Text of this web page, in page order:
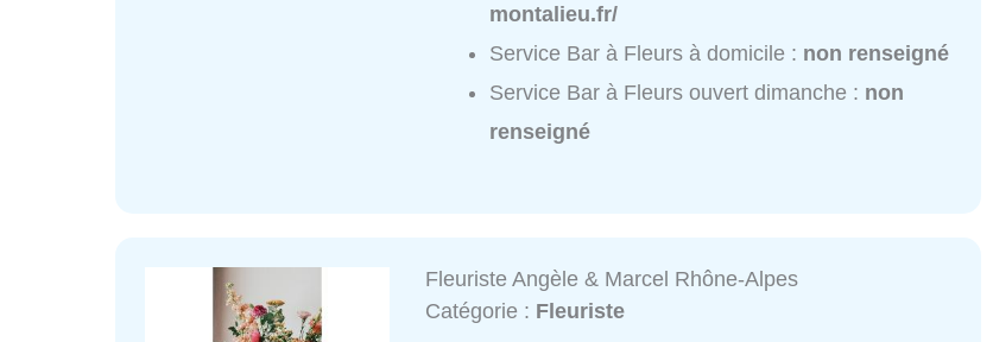
montalieu.fr/
Service Bar à Fleurs à domicile : non renseigné
Service Bar à Fleurs ouvert dimanche : non
renseigné
Fleuriste Angèle & Marcel Rhône-Alpes
Catégorie : Fleuriste